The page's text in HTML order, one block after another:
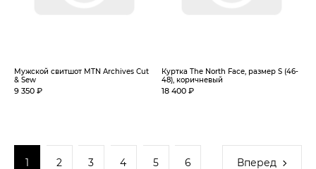
Мужской свитшот MTN Archives Cut
& Sew
9 350 ₽
Куртка The North Face, размер S (46-
48), коричневый
18 400 ₽
1 2 3 4 5 6 Вперед